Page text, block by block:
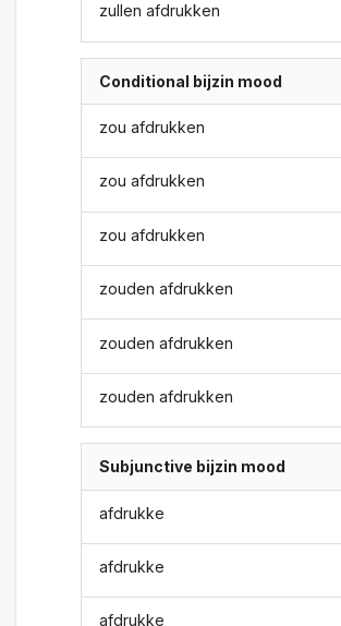
zullen afdrukken
Conditional bijzin mood
zou afdrukken
zou afdrukken
zou afdrukken
zouden afdrukken
zouden afdrukken
zouden afdrukken
Subjunctive bijzin mood
afdrukke
afdrukke
afdrukke